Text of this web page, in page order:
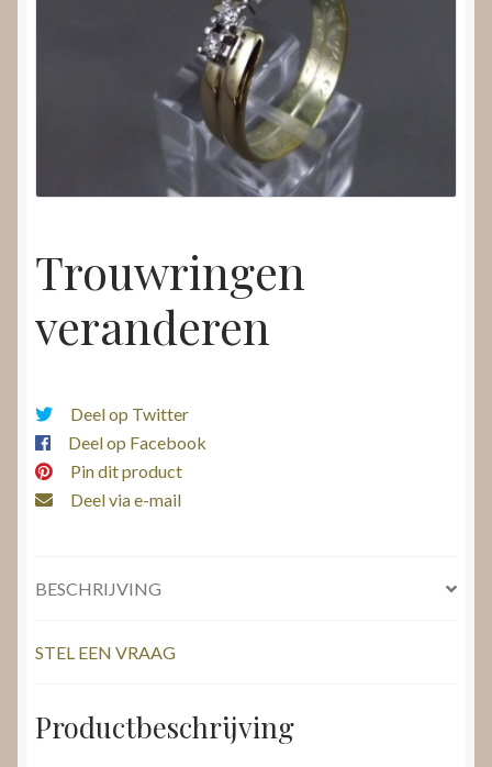
Submenu
uitvouwen
Trouwringen
veranderen
Deel op Twitter
Deel op Facebook
Pin dit product
Deel via e-mail
BESCHRIJVING
STEL EEN VRAAG
Productbeschrijving